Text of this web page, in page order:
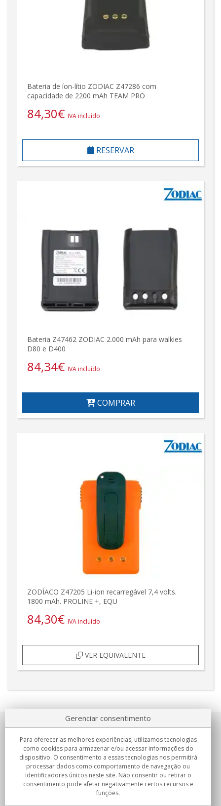
Bateria de íon-lítio ZODIAC Z47286 com
capacidade de 2200 mAh TEAM PRO
84,30€ IVA incluído
RESERVAR
Bateria Z47462 ZODIAC 2.000 mAh para walkies
D80 e D400
84,34€ IVA incluído
COMPRAR
ZODÍACO Z47205 Li-ion recarregável 7,4 volts.
1800 mAh. PROLINE +, EQU
84,30€ IVA incluído
VER EQUIVALENTE
Sobre nosotros
Compromissos
Compras
Gerenciar consentimento
Para oferecer as melhores experiências, utilizamos tecnologias
como cookies para armazenar e/ou acessar informações do
dispositivo. O consentimento a essas tecnologias nos permitirá
processar dados como comportamento de navegação ou
identificadores únicos neste site. Não consentir ou retirar o
consentimento pode afetar negativamente certos recursos e
funções.